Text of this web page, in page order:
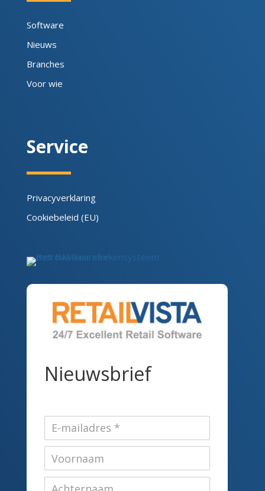
Software
Nieuws
Branches
Voor wie
Service
Privacyverklaring
Cookiebeleid (EU)
Nieuwsbrief